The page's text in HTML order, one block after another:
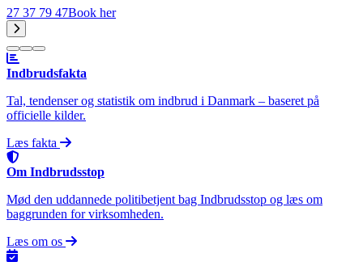
27 37 79 47Book her
Indbrudsfakta
Tal, tendenser og statistik om indbrud i Danmark – baseret på
officielle kilder.
Læs fakta
Om Indbrudsstop
Mød den uddannede politibetjent bag Indbrudsstop og læs om
baggrunden for virksomheden.
Læs om os